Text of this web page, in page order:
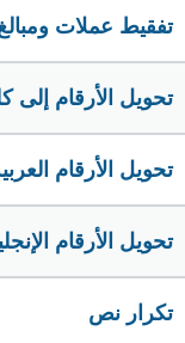
تفقيط عملات
تحويل الأرقام إلى
تحويل الأرقام
تحويل الأرقام
تكرار نص